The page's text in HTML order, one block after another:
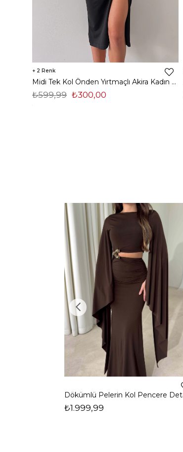
2
Midi Tek Kol Önden Yırtmaçlı Akira Kadın Siyah Elbise 22K000228
₺300,00
₺599,99
₺1.999,99